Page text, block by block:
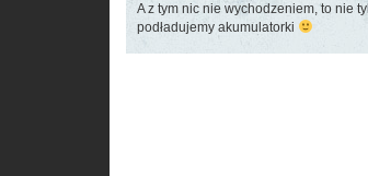
A z tym nic nie wychodzeniem, to nie
podładujemy akumulatorki